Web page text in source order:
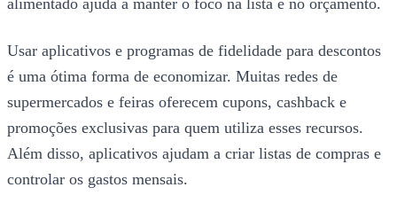
alimentado ajuda a manter o foco na lista e no orçamento.
Usar aplicativos e programas de fidelidade para descontos
é uma ótima forma de economizar. Muitas redes de
supermercados e feiras oferecem cupons, cashback e
promoções exclusivas para quem utiliza esses recursos.
Além disso, aplicativos ajudam a criar listas de compras e
controlar os gastos mensais.